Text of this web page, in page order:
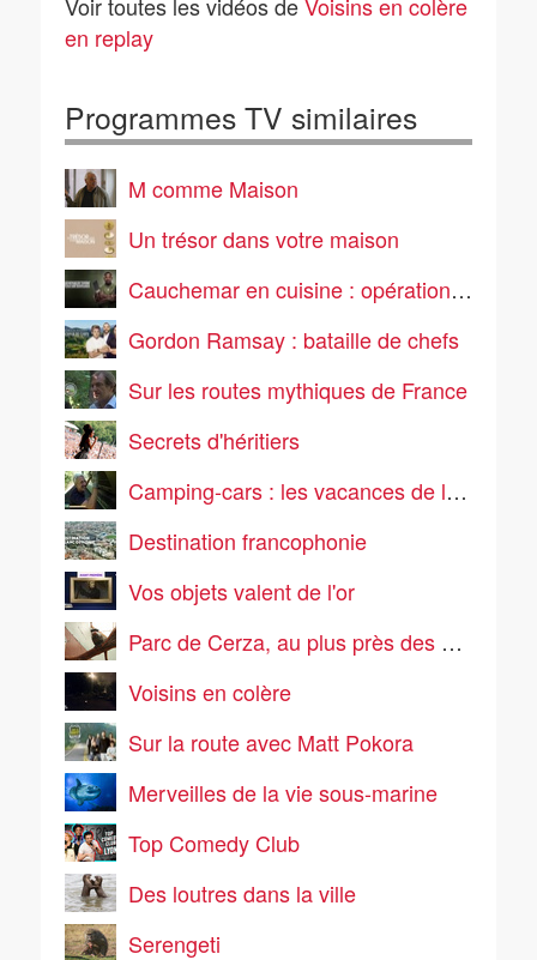
en replay
Programmes TV similaires
M comme Maison
Un trésor dans votre maison
Cauchemar en cuisine : opération commando
Gordon Ramsay : bataille de chefs
Sur les routes mythiques de France
Secrets d'héritiers
Camping-cars : les vacances de leur vie
Destination francophonie
Vos objets valent de l'or
Parc de Cerza, au plus près des animaux
Voisins en colère
Sur la route avec Matt Pokora
Merveilles de la vie sous-marine
Top Comedy Club
Des loutres dans la ville
Serengeti